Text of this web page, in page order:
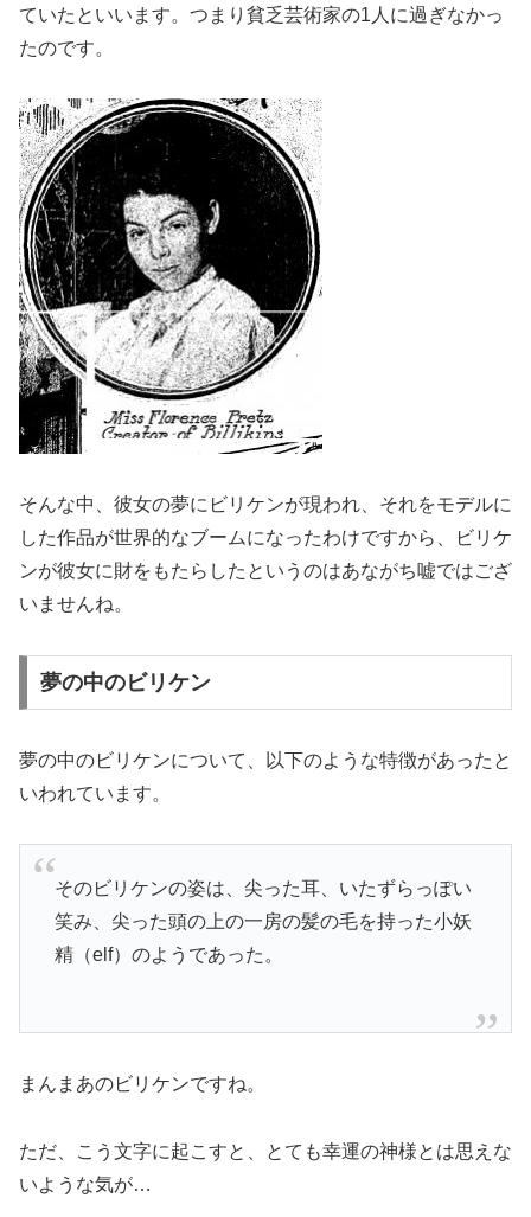
ていたといいます。つまり貧乏芸術家の1人に過ぎなかっ
たのです。
そんな中、彼女の夢にビリケンが現われ、それをモデルに
した作品が世界的なブームになったわけですから、ビリケ
ンが彼女に財をもたらしたというのはあながち嘘ではござ
いませんね。
夢の中のビリケン
夢の中のビリケンについて、以下のような特徴があったと
いわれています。
そのビリケンの姿は、尖った耳、いたずらっぽい
笑み、尖った頭の上の一房の髪の毛を持った小妖
精（elf）のようであった。
まんまあのビリケンですね。
ただ、こう文字に起こすと、とても幸運の神様とは思えな
いような気が…